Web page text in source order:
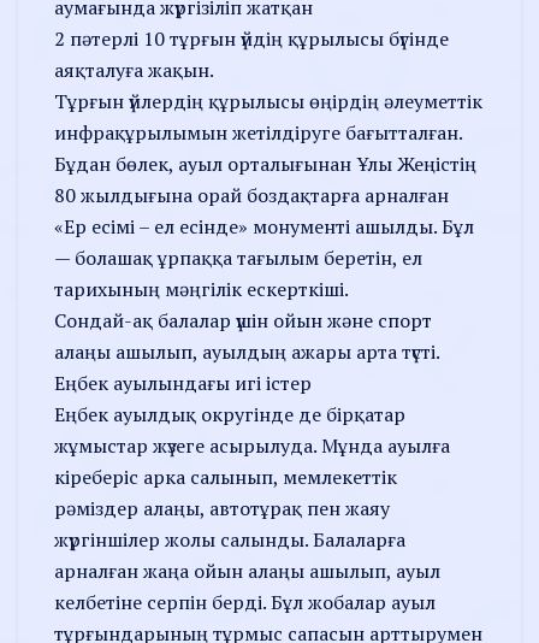
аумағында жүргізіліп жатқан
2 пәтерлі 10 тұрғын үйдің құрылысы бүгінде
аяқталуға жақын.
Тұрғын үйлердің құрылысы өңірдің әлеуметтік
инфрақұрылымын жетілдіруге бағытталған.
Бұдан бөлек, ауыл орталығынан Ұлы Жеңістің
80 жылдығына орай боздақтарға арналған
«Ер есімі – ел есінде» монументі ашылды. Бұл
— болашақ ұрпаққа тағылым беретін, ел
тарихының мәңгілік ескерткіші.
Сондай-ақ балалар үшін ойын және спорт
алаңы ашылып, ауылдың ажары арта түсті.
Еңбек ауылындағы игі істер
Еңбек ауылдық округінде де бірқатар
жұмыстар жүзеге асырылуда. Мұнда ауылға
кіреберіс арка салынып, мемлекеттік
рәміздер алаңы, автотұрақ пен жаяу
жүргіншілер жолы салынды. Балаларға
арналған жаңа ойын алаңы ашылып, ауыл
келбетіне серпін берді. Бұл жобалар ауыл
тұрғындарының тұрмыс сапасын арттырумен